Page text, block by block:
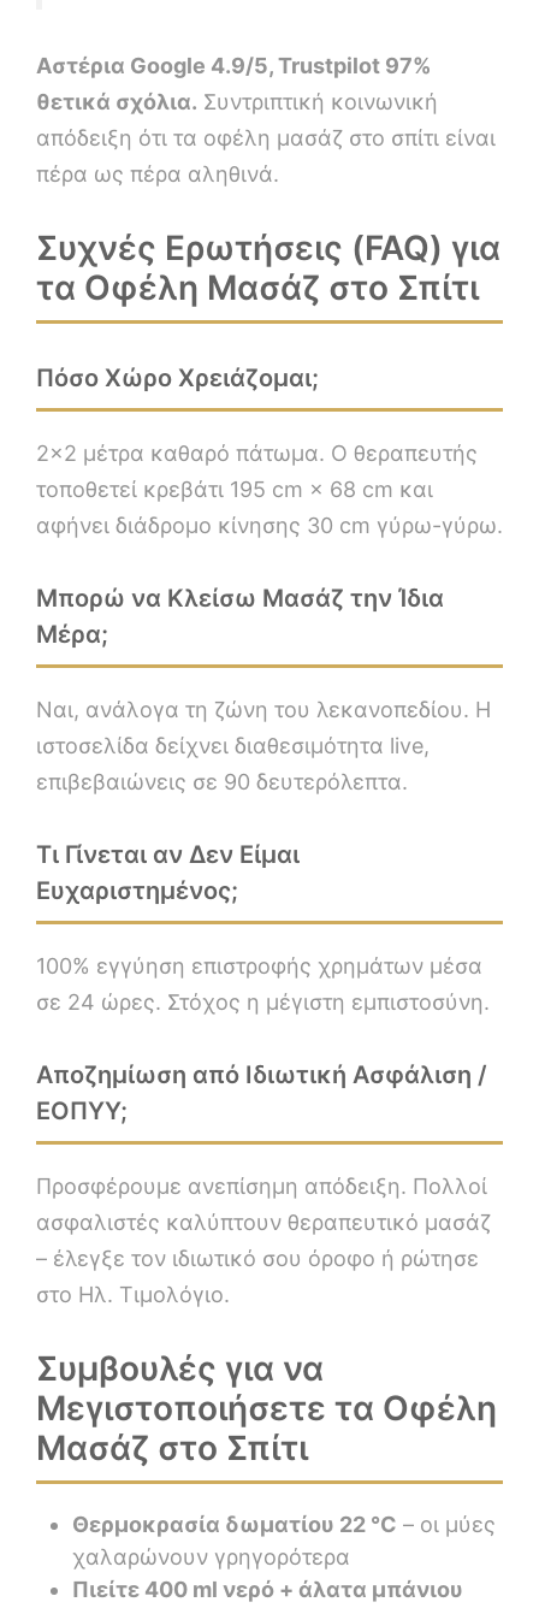
Αστέρια Google 4.9/5, Trustpilot 97%
θετικά σχόλια. Συντριπτική κοινωνική
απόδειξη ότι τα οφέλη μασάζ στο σπίτι είναι
πέρα ως πέρα αληθινά.
Συχνές Ερωτήσεις (FAQ) για
τα Οφέλη Μασάζ στο Σπίτι
Πόσο Χώρο Χρειάζομαι;
2×2 μέτρα καθαρό πάτωμα. Ο θεραπευτής
τοποθετεί κρεβάτι 195 cm × 68 cm και
αφήνει διάδρομο κίνησης 30 cm γύρω-γύρω.
Μπορώ να Κλείσω Μασάζ την Ίδια
Μέρα;
Ναι, ανάλογα τη ζώνη του λεκανοπεδίου. Η
ιστοσελίδα δείχνει διαθεσιμότητα live,
επιβεβαιώνεις σε 90 δευτερόλεπτα.
Τι Γίνεται αν Δεν Είμαι
Ευχαριστημένος;
100% εγγύηση επιστροφής χρημάτων μέσα
σε 24 ώρες. Στόχος η μέγιστη εμπιστοσύνη.
Αποζημίωση από Ιδιωτική Ασφάλιση /
ΕΟΠΥΥ;
Προσφέρουμε ανεπίσημη απόδειξη. Πολλοί
ασφαλιστές καλύπτουν θεραπευτικό μασάζ
– έλεγξε τον ιδιωτικό σου όροφο ή ρώτησε
στο Ηλ. Τιμολόγιο.
Συμβουλές για να
Μεγιστοποιήσετε τα Οφέλη
Μασάζ στο Σπίτι
Θερμοκρασία δωματίου 22 °C – οι μύες
χαλαρώνουν γρηγορότερα
Πιείτε 400 ml νερό + άλατα μπάνιου